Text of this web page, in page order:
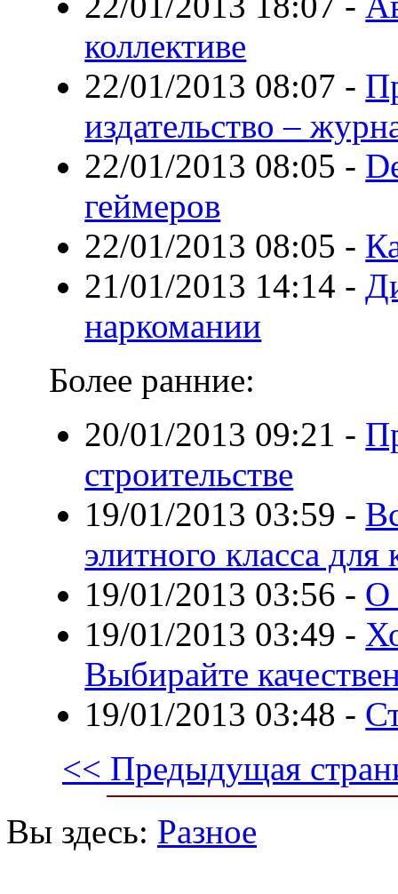
коллективе
22/01/2013 08:07 -
издательство –
22/01/2013 08:05 -
геймеров
22/01/2013 08:05 -
21/01/2013 14:14 -
наркомании
Более ранние:
20/01/2013 09:21 -
строительстве
19/01/2013 03:59 -
элитного класса для
19/01/2013 03:56 - О
19/01/2013 03:49 -
Выбирайте
19/01/2013 03:48 -
<< Предыдущая
Вы здесь: Разное